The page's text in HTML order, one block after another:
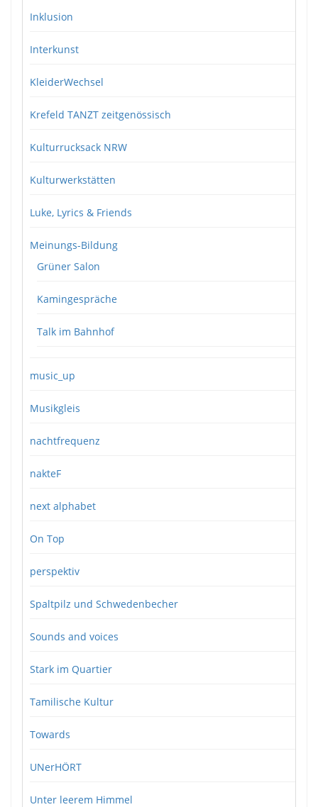
Inklusion
Interkunst
KleiderWechsel
Krefeld TANZT zeitgenössisch
Kulturrucksack NRW
Kulturwerkstätten
Luke, Lyrics & Friends
Meinungs-Bildung
Grüner Salon
Kamingespräche
Talk im Bahnhof
music_up
Musikgleis
nachtfrequenz
nakteF
next alphabet
On Top
perspektiv
Spaltpilz und Schwedenbecher
Sounds and voices
Stark im Quartier
Tamilische Kultur
Towards
UNerHÖRT
Unter leerem Himmel